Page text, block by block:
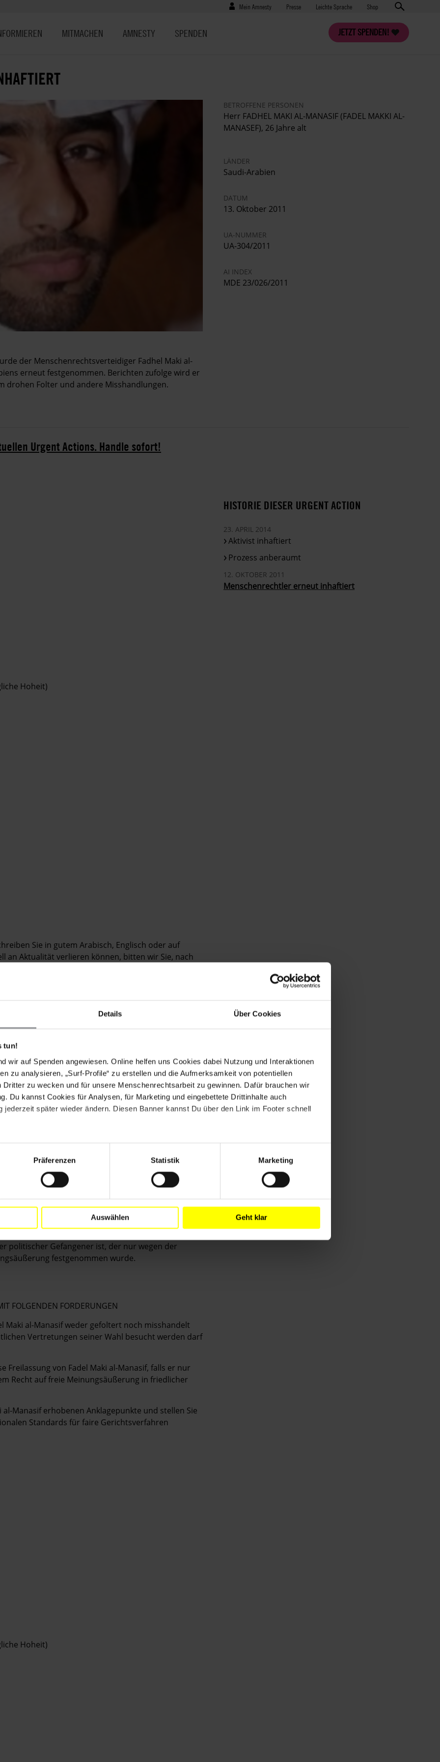
Details Über Cookies
tun!
wir auf Spenden angewiesen. Online helfen uns Cookies dabei Nutzung und Interaktionen
zu analysieren, „Surf-Profile“ zu erstellen und die Aufmerksamkeit von potentiellen
Dritter zu wecken und für unsere Menschenrechtsarbeit zu gewinnen. Dafür brauchen wir
Du kannst Cookies für Analysen, für Marketing und eingebettete Drittinhalte auch
jederzeit später wieder ändern. Diesen Banner kannst Du über den Link im Footer schnell
Präferenzen Statistik Marketing
Auswählen Geht klar
Benutzermenü
Mein Amnesty Presse
Presse Leichte Sprache Shop
JETZT SPENDEN!
MITMACHEN AMNESTY SPENDEN
der Menschenrechtsverteidiger Fadhel Maki al-
erneut festgenommen. Berichten zufolge wird er
drohen Folter und andere Misshandlungen.
BETROFFENE PERSONEN
Herr FADHEL MAKI AL-MANASIF (FADEL MAKKI AL-
MANASEF), 26 Jahre alt
LÄNDER
Saudi-Arabien
DATUM
13. Oktober 2011
UA-NUMMER
UA-304/2011
AI INDEX
MDE 23/026/2011
Urgent Actions. Handle sofort!
Hoheit)
Sie in gutem Arabisch, Englisch oder auf
an Aktualität verlieren können, bitten wir Sie, nach
Kontrollpunkt der Polizei zwischen den Dörfern al-
Man brachte ihn zuerst zur Polizei in Safwa und
er in Isolationshaft und ohne Kontakt zur Außenwelt
in die Haftanstalt des Geheimdienstes in
Die genauen Gründe für seine Festnahme sind
auf dem Engagement von Fadhel Maki al-
seine Familie nur ein Mal am 10. Oktober
Besuche von seiner Familie sowie
man, dass er ohne Kontakt zur Außenwelt
Misshandlungen drohen.
Verbindung mit Potesten in der Ostprovinz
zufolge nach der Unterzeichnung einer
an Protesten beteiligen werde, frei.
Vorgehen gegen Angehörige der schiitischen
insbesondere die Diskriminierung von Gläubigen
angeprangert. Amnesty
politischer Gefangener ist, der nur wegen der
festgenommen wurde.
FOLGENDEN FORDERUNGEN
Maki al-Manasif weder gefoltert noch misshandelt
Vertretungen seiner Wahl besucht werden darf
von Fadel Maki al-Manasif, falls er nur
Recht auf freie Meinungsäußerung in friedlicher
Manasif erhobenen Anklagepunkte und stellen Sie
Standards für faire Gerichtsverfahren
Hoheit)
HISTORIE DIESER URGENT ACTION
23. APRIL 2014
Aktivist inhaftiert
Prozess anberaumt
12. OKTOBER 2011
Menschenrechtler erneut inhaftiert